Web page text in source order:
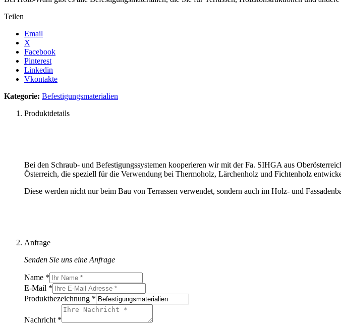
Teilen
Email
X
Facebook
Pinterest
Linkedin
Vkontakte
Kategorie: Befestigungsmaterialien
Produktdetails
Bei den Schraub- und Befestigungssystemen kooperieren wir mit der Fa. SIHGA aus
Österreich, die speziell für die Verwendung bei Thermoholz, Lärchenholz und Fichtenholz
Diese werden nicht nur beim Bau von Terrassen verwendet, sondern auch im Holz- und
Anfrage
Senden Sie uns eine Anfrage
Name *
E-Mail *
Produktbezeichnung *
Nachricht *